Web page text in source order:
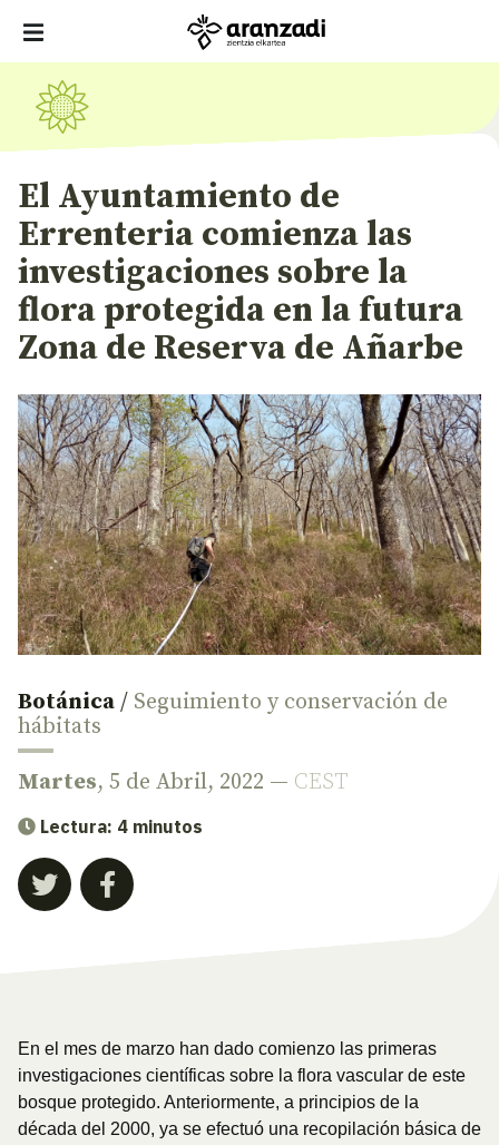
El Ayuntamiento de
Errenteria comienza las
investigaciones sobre la
flora protegida en la futura
Zona de Reserva de Añarbe
Botánica / Seguimiento y conservación de
hábitats
Martes, 5 de Abril, 2022 — CEST
Lectura: 4 minutos
En el mes de marzo han dado comienzo las primeras
investigaciones científicas sobre la flora vascular de este
bosque protegido. Anteriormente, a principios de la
década del 2000, ya se efectuó una recopilación básica de